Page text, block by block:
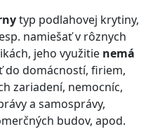
typ podlahovej krytiny,
namiešať v rôznych
jeho využitie nemá
do domácností, firiem,
zariadení, nemocníc,
a samosprávy,
budov, apod.